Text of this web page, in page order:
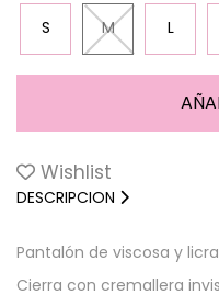
S M L
Wishlist
DESCRIPCION
Pantalón de viscosa y
Cierra con cremallera